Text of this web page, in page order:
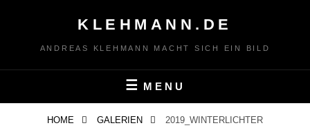
KLEHMANN.DE
ANDREAS KLEHMANN MACHT SICH EIN BILD
MENU
HOME GALERIEN 2019_WINTERLICHTER